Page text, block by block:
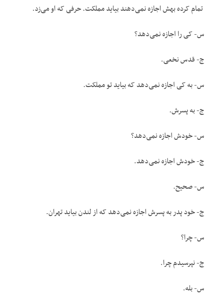
تمام کرده بهش اجازه نمی‌دهند بیاید مملکت. حرفی که او می‌زد.
س- کی را اجازه نمی‌دهد؟
ج- قدس نخعی.
س- به کی اجازه نمی‌دهد که بیاید تو مملکت.
ج- به پسرش.
س- خودش اجازه نمی‌دهد؟
ج- خودش اجازه نمی‌دهد.
س- صحیح.
ج- خود پدر به پسرش اجازه نمی‌دهد که از لندن بیاید تهران.
س- چرا؟
ج- نپرسیدم چرا.
س- بله.